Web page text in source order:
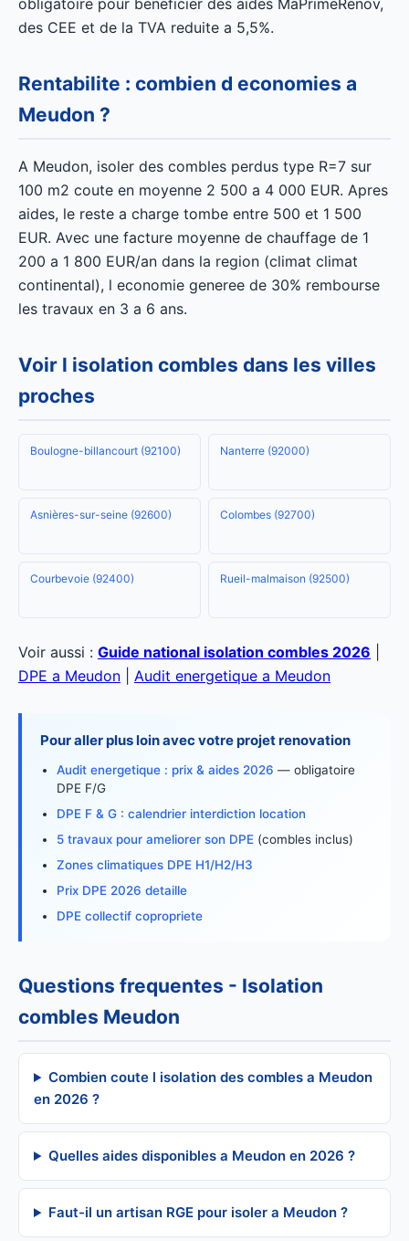
obligatoire pour beneficier des aides MaPrimeRenov,
des CEE et de la TVA reduite a 5,5%.
Rentabilite : combien d economies a
Meudon ?
A Meudon, isoler des combles perdus type R=7 sur
100 m2 coute en moyenne 2 500 a 4 000 EUR. Apres
aides, le reste a charge tombe entre 500 et 1 500
EUR. Avec une facture moyenne de chauffage de 1
200 a 1 800 EUR/an dans la region (climat climat
continental), l economie generee de 30% rembourse
les travaux en 3 a 6 ans.
Voir l isolation combles dans les villes
proches
Boulogne-billancourt (92100) Nanterre (92000)
Asnières-sur-seine (92600) Colombes (92700)
Courbevoie (92400) Rueil-malmaison (92500)
Voir aussi : Guide national isolation combles 2026
DPE a Meudon
Audit energetique a Meudon
Pour aller plus loin avec votre projet renovation
Audit energetique : prix & aides 2026 — obligatoire
DPE F/G
DPE F & G : calendrier interdiction location
5 travaux pour ameliorer son DPE (combles inclus)
Zones climatiques DPE H1/H2/H3
Prix DPE 2026 detaille
DPE collectif copropriete
Questions frequentes - Isolation
combles Meudon
Combien coute l isolation des combles a Meudon
en 2026 ?
Quelles aides disponibles a Meudon en 2026 ?
Faut-il un artisan RGE pour isoler a Meudon ?